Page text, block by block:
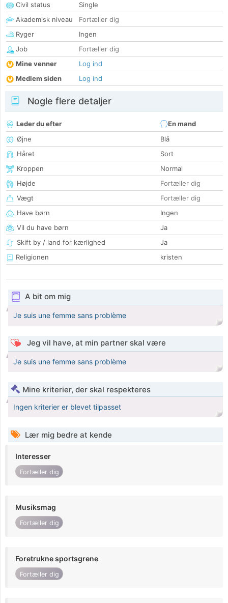
Civil status
Single
Akademisk niveau
Fortæller dig
Ryger
Ingen
Job
Fortæller dig
Mine venner
Log ind
Medlem siden
Log ind
Nogle flere detaljer
Leder du efter
En mand
Øjne
Blå
Håret
Sort
Kroppen
Normal
Højde
Fortæller dig
Vægt
Fortæller dig
Have børn
Ingen
Vil du have børn
Ja
Skift by / land for kærlighed
Ja
Religionen
kristen
A bit om mig
Je suis une femme sans problème
Jeg vil have, at min partner skal være
Je suis une femme sans problème
Mine kriterier, der skal respekteres
Ingen kriterier er blevet tilpasset
Lær mig bedre at kende
Interesser
Fortæller dig
Musiksmag
Fortæller dig
Foretrukne sportsgrene
Fortæller dig